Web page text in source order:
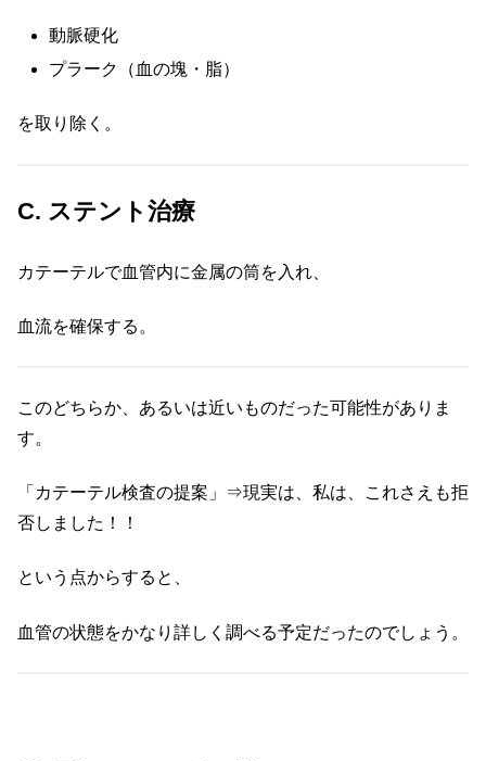
動脈硬化
プラーク（血の塊・脂）
を取り除く。
C. ステント治療
カテーテルで血管内に金属の筒を入れ、
血流を確保する。
このどちらか、あるいは近いものだった可能性がありま
す。
「カテーテル検査の提案」⇒現実は、私は、これさえも拒
否しました！！
という点からすると、
血管の状態をかなり詳しく調べる予定だったのでしょう。